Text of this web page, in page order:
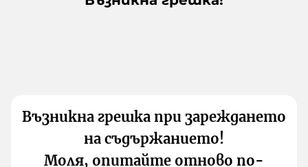
Възникна грешка при зареждането
на съдържанието!
Моля, опитайте отново по-